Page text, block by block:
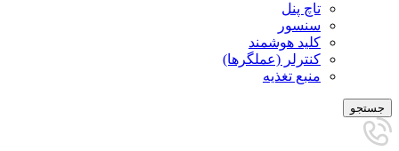
تاچ پنل
سنسور
کلید هوشمند
کنترلر (عملگرها)
منبع تغذیه
جستجو